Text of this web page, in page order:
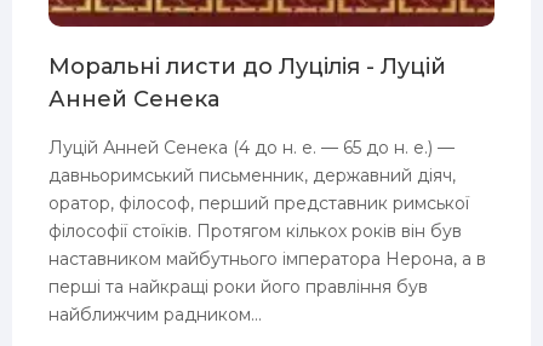
Моральні листи до Луцілія - Луцій
Анней Сенека
Луцій Анней Сенека (4 до н. е. — 65 до н. е.) —
давньоримський письменник, державний діяч,
оратор, філософ, перший представник римської
філософії стоїків. Протягом кількох років він був
наставником майбутнього імператора Нерона, а в
перші та найкращі роки його правління був
найближчим радником...